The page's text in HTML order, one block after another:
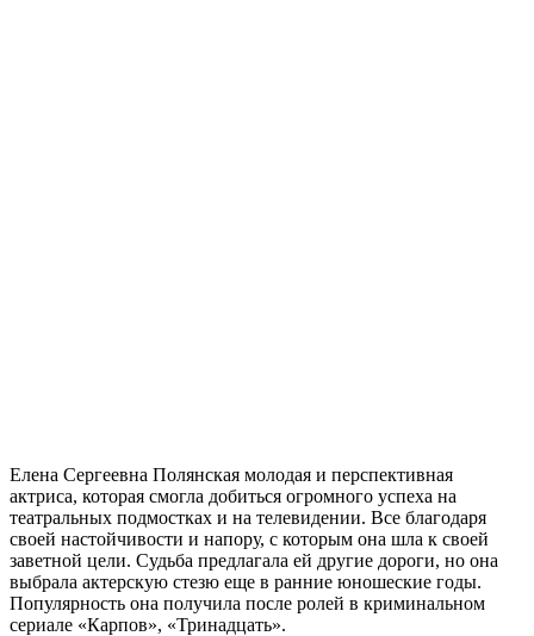
Елена Сергеевна Полянская молодая и перспективная
актриса, которая смогла добиться огромного успеха на
театральных подмостках и на телевидении. Все благодаря
своей настойчивости и напору, с которым она шла к своей
заветной цели. Судьба предлагала ей другие дороги, но она
выбрала актерскую стезю еще в ранние юношеские годы.
Популярность она получила после ролей в криминальном
сериале «Карпов», «Тринадцать».